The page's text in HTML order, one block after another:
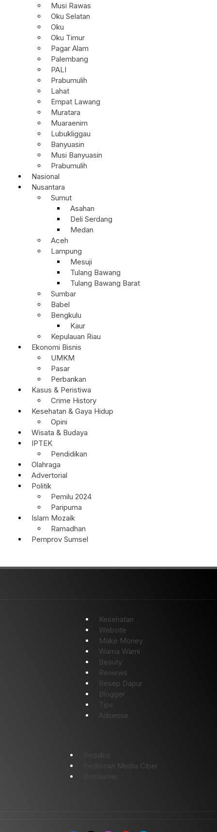
Musi Rawas
Oku Selatan
Oku
Oku Timur
Pagar Alam
Palembang
PALI
Prabumulih
Lahat
Empat Lawang
Muratara
Muaraenim
Lubukliggau
Banyuasin
Musi Banyuasin
Prabumulih
Nasional
Nusantara
Sumut
Asahan
Deli Serdang
Medan
Aceh
Lampung
Mesuji
Tulang Bawang
Tulang Bawang Barat
Sumbar
Babel
Bengkulu
Kaur
Kepulauan Riau
Ekonomi Bisnis
UMKM
Pasar
Perbankan
Kasus & Peristiwa
Crime History
Kesehatan & Gaya Hidup
Opini
Wisata & Budaya
IPTEK
Pendidikan
Olahraga
Advertorial
Politik
Pemilu 2024
Paripurna
Islam Mozaik
Ramadhan
Pemprov Sumsel
Kesehatan
Website
Make Money
Warna Warni
Beauty
Reviews
Resep Dapur
Blogger
Tips
Adsense
Redaksi
Pedoman Media Ciber